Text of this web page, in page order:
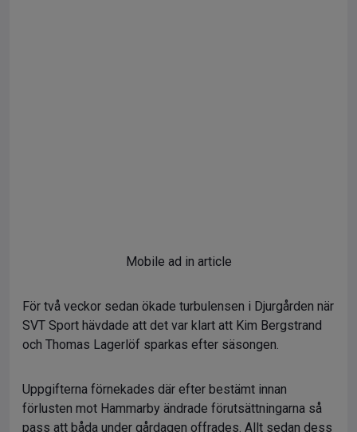
Mobile ad in article
För två veckor sedan ökade turbulensen i Djurgården när
SVT Sport hävdade att det var klart att Kim Bergstrand
och Thomas Lagerlöf sparkas efter säsongen.
Uppgifterna förnekades där efter bestämt innan
förlusten mot Hammarby ändrade förutsättningarna så
pass att båda under gårdagen offrades. Allt sedan dess